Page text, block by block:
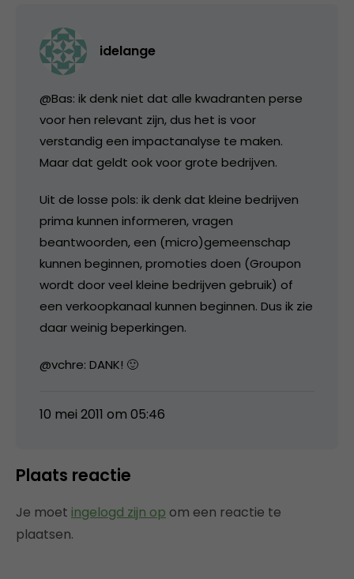
idelange
@Bas: ik denk niet dat alle kwadranten perse
voor hen relevant zijn, dus het is voor
verstandig een impactanalyse te maken.
Maar dat geldt ook voor grote bedrijven.
Uit de losse pols: ik denk dat kleine bedrijven
prima kunnen informeren, vragen
beantwoorden, een (micro)gemeenschap
kunnen beginnen, promoties doen (Groupon
wordt door veel kleine bedrijven gebruik) of
een verkoopkanaal kunnen beginnen. Dus ik zie
daar weinig beperkingen.
@vchre: DANK! 🙂
10 mei 2011 om 05:46
Plaats reactie
Je moet ingelogd zijn op om een reactie te
plaatsen.